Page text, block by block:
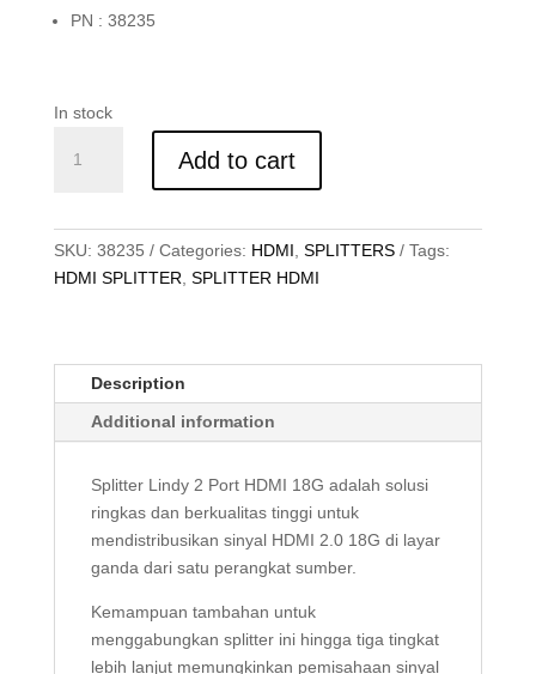
PN : 38235
In stock
HDMI
Port,
18G,
Add to cart
SKU: 38235 Categories: HDMI SPLITTERS
Tags:
HDMI SPLITTER SPLITTER HDMI
Description
Additional information
Splitter Lindy 2 Port HDMI 18G adalah solusi
ringkas dan berkualitas tinggi untuk
mendistribusikan sinyal HDMI 2.0 18G di layar
ganda dari satu perangkat sumber.
Kemampuan tambahan untuk
menggabungkan splitter ini hingga tiga tingkat
lebih lanjut memungkinkan pemisahaan sinyal